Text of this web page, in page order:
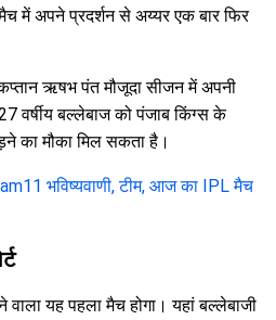
में अपने प्रदर्शन से अय्यर एक बार फिर
ऋषभ पंत मौजूदा सीजन में अपनी
वर्षीय बल्लेबाज को पंजाब किंग्स के
का मौका मिल सकता है।
भविष्यवाणी, टीम, आज का IPL मैच
वाला यह पहला मैच होगा। यहां बल्लेबाजी